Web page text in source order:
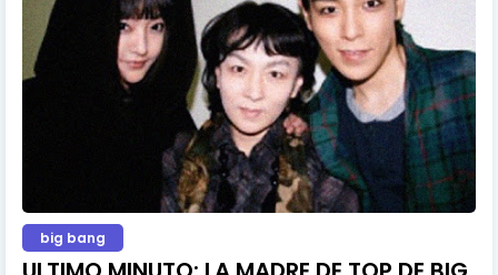
big bang